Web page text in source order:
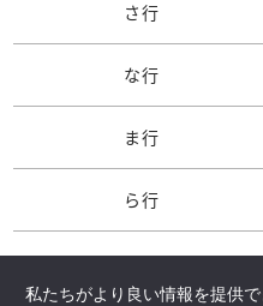
さ行
な行
ま行
ら行
私たちがより良い情報を提供で